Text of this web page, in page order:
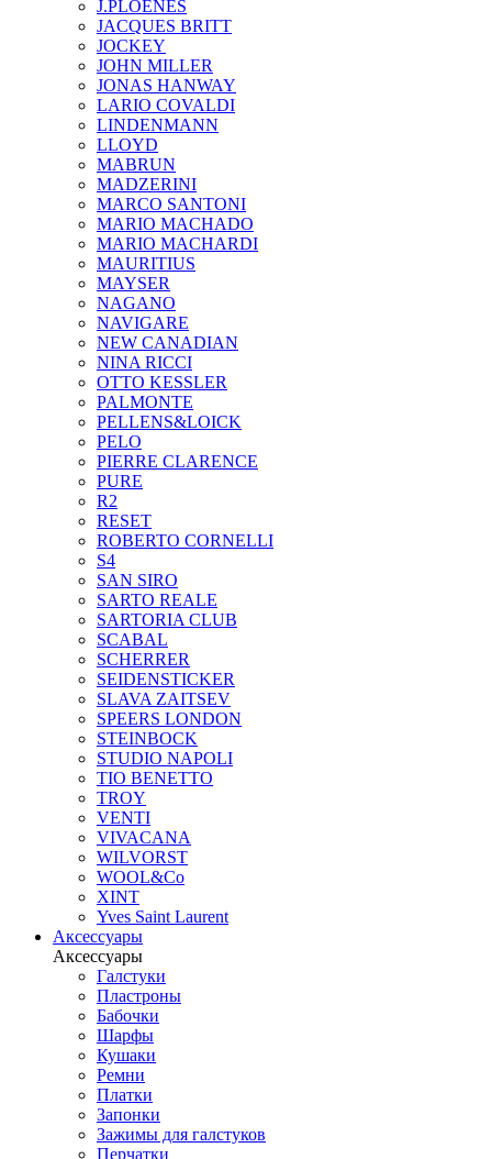
J.PLOENES
JAСQUES BRITT
JOCKEY
JOHN MILLER
JONAS HANWAY
LARIO COVALDI
LINDENMANN
LLOYD
MABRUN
MADZERINI
MARCO SANTONI
MARIO MACHADO
MARIO MACHARDI
MAURITIUS
MAYSER
NAGANO
NAVIGARE
NEW CANADIAN
NINA RICCI
OTTO KESSLER
PALMONTE
PELLENS&LOICK
PELO
PIERRE CLARENCE
PURE
R2
RESET
ROBERTO CORNELLI
S4
SAN SIRO
SARTO REALE
SARTORIA CLUB
SCABAL
SCHERRER
SEIDENSTICKER
SLAVA ZAITSEV
SPEERS LONDON
STEINBOCK
STUDIO NAPOLI
TIO BENETTO
TROY
VENTI
VIVACANA
WILVORST
WOOL&Co
XINT
Yves Saint Laurent
Аксессуары
Аксессуары
Галстуки
Пластроны
Бабочки
Шарфы
Кушаки
Ремни
Платки
Запонки
Зажимы для галстуков
Перчатки